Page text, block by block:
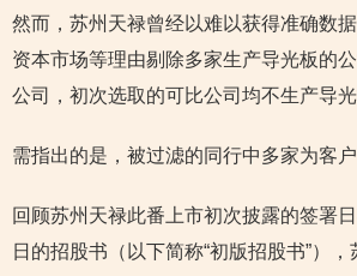
然而，苏州天禄曾经以难以获得准确数
资本市场等理由剔除多家生产导光板的
公司，初次选取的可比公司均不生产导光
需指出的是，被过滤的同行中多家为客户
回顾苏州天禄此番上市初次披露的签署
日的招股书（以下简称“初版招股书”）